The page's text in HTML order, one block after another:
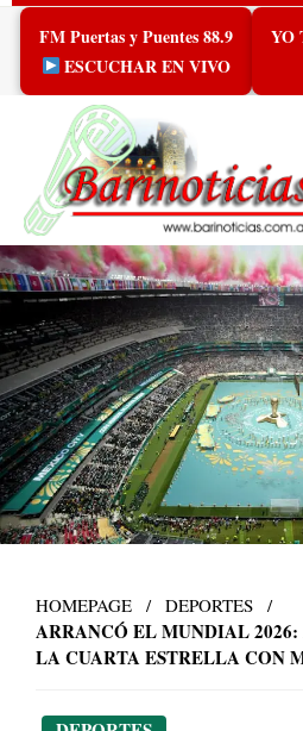
Skip
content
FM Puertas y Puentes 88.9
ESCUCHAR EN VIVO
YO
HOMEPAGE DEPORTES
ARRANCÓ EL MUNDIAL
LA CUARTA ESTRELLA CON